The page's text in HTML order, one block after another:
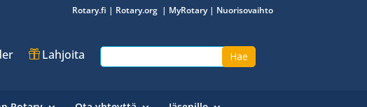
Rotary.fi | Rotary.org | MyRotary| Nuorisovaihto
Lahjoita